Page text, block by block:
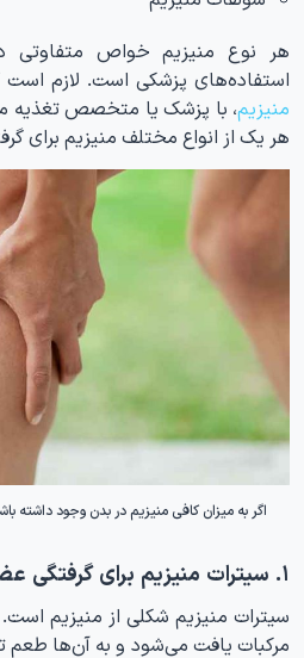
هر نوع منیزیم خواص متفاوتی
استفاده‌های پزشکی است. لازم است
منیزیم، با پزشک یا متخصص تغذیه
هر یک از انواع مختلف منیزیم برای
اگر به میزان کافی منیزیم در بدن وجود داشته
۱. سیترات منیزیم برای گرفتگی عضلات
سیترات منیزیم شکلی از منیزیم
مرکبات یافت می‌شود و به آن‌ها